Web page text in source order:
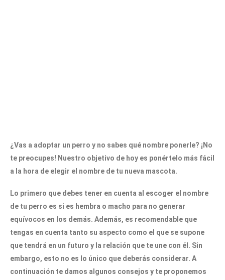
¿Vas a adoptar un perro y no sabes qué nombre ponerle? ¡No
te preocupes! Nuestro objetivo de hoy es ponértelo más fácil
a la hora de elegir el nombre de tu nueva mascota.
Lo primero que debes tener en cuenta al escoger el nombre
de tu perro es si es hembra o macho para no generar
equívocos en los demás. Además, es recomendable que
tengas en cuenta tanto su aspecto como el que se supone
que tendrá en un futuro y la relación que te une con él. Sin
embargo, esto no es lo único que deberás considerar. A
continuación te damos algunos consejos y te proponemos